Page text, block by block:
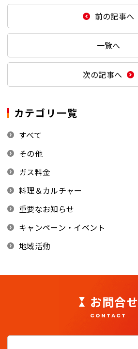
前の記事へ
一覧へ
次の記事へ
カテゴリ一覧
すべて
その他
ガス料金
料理＆カルチャー
重要なお知らせ
キャンペーン・イベント
地域活動
お問合せ
CONTACT